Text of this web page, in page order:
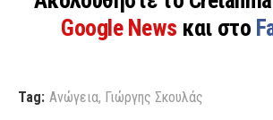
Google News και στο
Tag: Ανώγεια, Γιώργης Σκουλάς